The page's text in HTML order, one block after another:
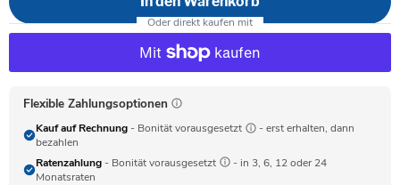
Flexible Zahlungsoptionen
Kauf auf Rechnung - Bonität vorausgesetzt
- erst erhalten, dann
bezahlen
Ratenzahlung - Bonität vorausgesetzt
- in 3, 6, 12 oder 24
Monatsraten